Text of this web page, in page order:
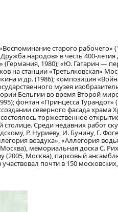
старого рабочего»
народов» в честь 400-
(Германия, 1980); «Ю. Гагарин —
на станции «Третьяковская»
и др. (1986); композиция
музея
Бельгии во время Второй
фонтан «Принцесса Турандот»
северного фасада храма
торжественное
Среди недавних работ
Р. Нуриеву, И. Бунину, Г.
воздуха», «Аллегория
мемориальная доска С.
Москва), парковый
почти в 150